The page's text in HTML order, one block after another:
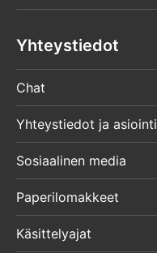
Yhteystiedot
Chat
Yhteystiedot ja asiointi
Sosiaalinen media
Paperilomakkeet
Käsittelyajat